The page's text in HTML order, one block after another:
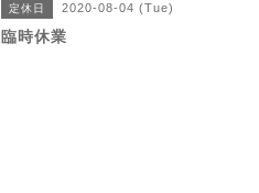
定休日 2020-08-04 (Tue)
臨時休業